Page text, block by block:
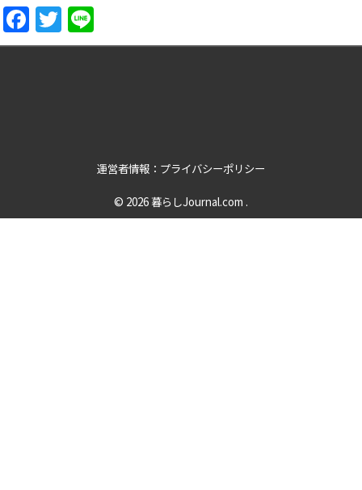
Facebook
Twitter
運営者情報：プライバシーポリシー
© 2026 暮らしJournal.com .